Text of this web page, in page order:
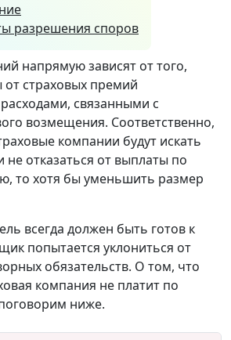
разрешения споров
напрямую зависят от того,
от страховых премий
связанными с
возмещения. Соответственно,
компании будут искать
не отказаться от выплаты по
то хотя бы уменьшить размер
всегда должен быть готов к
попытается уклониться от
обязательств. О том, что
компания не платит по
ниже.